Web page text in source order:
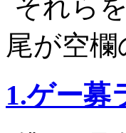
それら
尾が空
1.ゲー